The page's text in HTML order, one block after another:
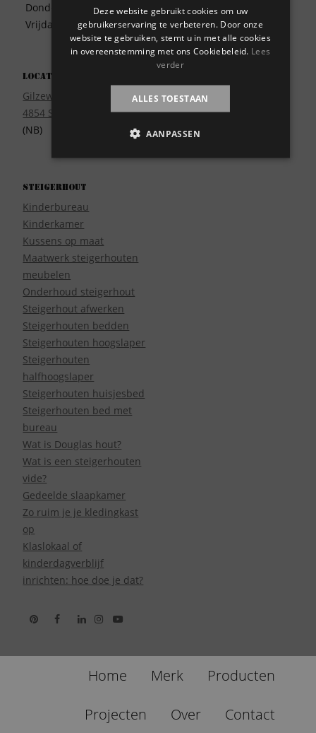
Donderdag
Vrijdag
09:30 – 17:00
09:30 – 17:00
Locatie
Gilzeweg 17
4854 SE Bavel
(NB)
Disclaimer
Garantie
Meest gestelde vragen
Privacy
Wie zijn wij?
Steigerhout
Kinderbureau
Kinderkamer
Kussens op maat
Maatwerk steigerhouten
meubelen
Onderhoud steigerhout
Steigerhout afwerken
Steigerhouten bedden
Steigerhouten hoogslaper
Steigerhouten
halfhoogslaper
Steigerhouten huisjesbed
Steigerhouten bed met
bureau
Wat is Douglas hout?
Wat is een steigerhouten
vide?
Gedeelde slaapkamer
Zo ruim je je kledingkast
op
Klaslokaal of
kinderdagverblijf
inrichten: hoe doe je dat?
Home Merk Producten
Projecten Over Contact
Deze website gebruikt cookies om uw
gebruikerservaring te verbeteren. Door onze
website te gebruiken, stemt u in met alle cookies
in overeenstemming met ons Cookiebeleid. Lees
verder
ALLES TOESTAAN
AANPASSEN